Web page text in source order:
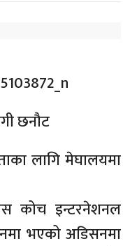
छनौट
लागि मेघालयमा
कोच इन्टरनेशनल
भएको अडिसनमा